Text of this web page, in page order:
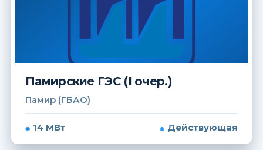
Памирские ГЭС (I очер.)
Памир (ГБАО)
14 МВт Действующая